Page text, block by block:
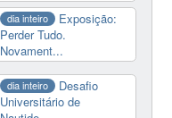
dia inteiro
Exposição:
Perder Tudo.
Novament...
dia inteiro
Desafio
Universitário de